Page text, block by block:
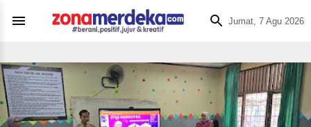
Jumat, 7 Agu 2026